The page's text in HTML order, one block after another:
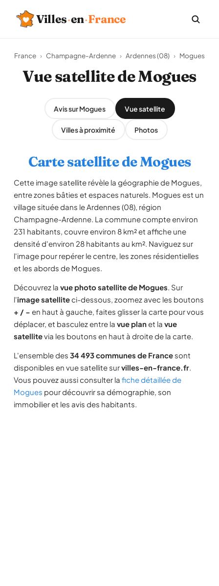
Villes·en·France
France › Champagne-Ardenne › Ardennes (08) › Mogues
Vue satellite de Mogues
Avis sur Mogues Vue satellite
Villes à proximité Photos
Carte satellite de Mogues
Cette image satellite révèle la géographie de Mogues,
entre zones bâties et espaces naturels. Mogues est un
village située dans le Ardennes (08), région
Champagne-Ardenne. La commune compte environ
231 habitants, couvre environ 8 km² et affiche une
densité d'environ 28 habitants au km². Naviguez sur
l'image pour repérer le centre, les zones résidentielles
et les abords de Mogues.
Découvrez la vue photo satellite de Mogues. Sur
l'image satelliteci-dessous, zoomez avec les boutons
+ / − en haut à gauche, faites glisser la carte pour vous
déplacer, et basculez entre la vue planet la vue
satellitevia les boutons en haut à droite de la carte.
L'ensemble des 34 493 communes de France sont
disponibles en vue satellite survilles-en-france.fr.
Vous pouvez aussi consulter la fiche détaillée de
Mogues pour découvrir sa démographie, son
immobilier et les avis des habitants.